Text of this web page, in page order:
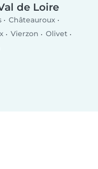
de Loire
Châteauroux
Vierzon
Olivet